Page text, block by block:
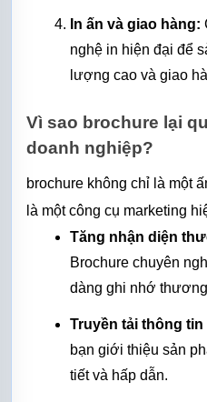
In ấn và giao hàng:
nghệ in hiện đại để
lượng cao và giao
Vì sao brochure lại
doanh nghiệp?
brochure không chỉ là một
là một công cụ marketing
Tăng nhận diện
Brochure chuyên
dàng ghi nhớ
Truyền tải thông tin
bạn giới thiệu sản
tiết và hấp dẫn.